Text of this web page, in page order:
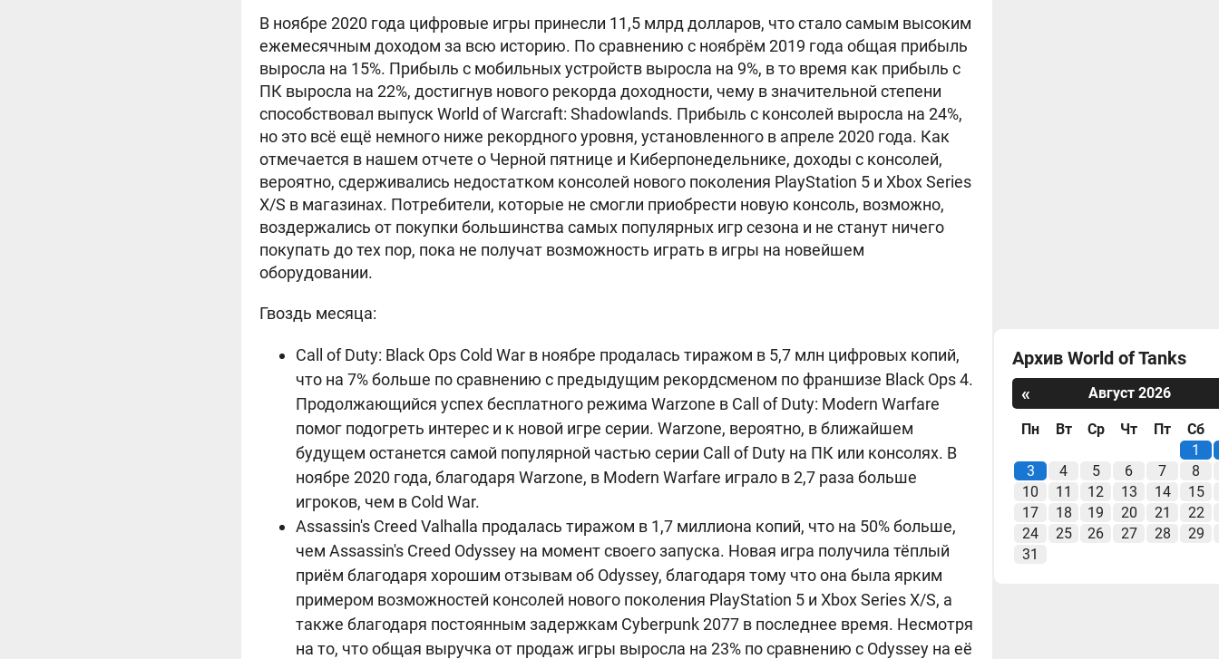
В ноябре 2020 года цифровые игры принесли 11,5 млрд долларов, что стало самым высоким
ежемесячным доходом за всю историю. По сравнению с ноябрём 2019 года общая прибыль
выросла на 15%. Прибыль с мобильных устройств выросла на 9%, в то время как прибыль с
ПК выросла на 22%, достигнув нового рекорда доходности, чему в значительной степени
способствовал выпуск World of Warcraft: Shadowlands. Прибыль с консолей выросла на 24%,
но это всё ещё немного ниже рекордного уровня, установленного в апреле 2020 года. Как
отмечается в нашем отчете о Черной пятнице и Киберпонедельнике, доходы с консолей,
вероятно, сдерживались недостатком консолей нового поколения PlayStation 5 и Xbox Series
X/S в магазинах. Потребители, которые не смогли приобрести новую консоль, возможно,
воздержались от покупки большинства самых популярных игр сезона и не станут ничего
покупать до тех пор, пока не получат возможность играть в игры на новейшем
оборудовании.
Гвоздь месяца:
Call of Duty: Black Ops Cold War в ноябре продалась тиражом в 5,7 млн ​​цифровых копий,
что на 7% больше по сравнению с предыдущим рекордсменом по франшизе Black Ops 4.
Продолжающийся успех бесплатного режима Warzone в Call of Duty: Modern Warfare
помог подогреть интерес и к новой игре серии. Warzone, вероятно, в ближайшем
будущем останется самой популярной частью серии Call of Duty на ПК или консолях. В
ноябре 2020 года, благодаря Warzone, в Modern Warfare играло в 2,7 раза больше
игроков, чем в Cold War.
Assassin's Creed Valhalla продалась тиражом в 1,7 миллиона копий, что на 50% больше,
чем Assassin's Creed Odyssey на момент своего запуска. Новая игра получила тёплый
приём благодаря хорошим отзывам об Odyssey, благодаря тому что она была ярким
примером возможностей консолей нового поколения PlayStation 5 и Xbox Series X/S, а
также благодаря постоянным задержкам Cyberpunk 2077 в последнее время. Несмотря
на то, что общая выручка от продаж игры выросла на 23% по сравнению с Odyssey на её
Архив World of Tanks
«
Август 2026
Пн Вт Ср Чт Пт
Сб
1
3
4 5 6 7
8
10
11 12 13 14
15
17
18 19 20 21
22
24
25 26 27 28
29
31